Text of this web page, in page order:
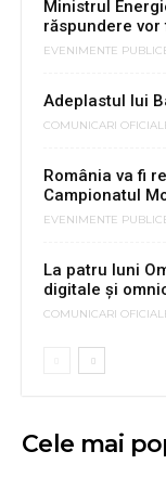
Ministrul
răspundere vor
EVENIMENTE
Adeplastul lui
COMUNICARI
România va fi
Campionatul
EVENIMENTE
La patru luni
digitale şi
COMUNICARI
Cele mai